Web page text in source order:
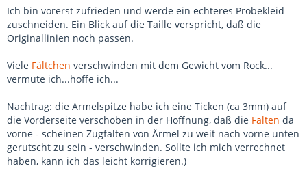
Ich bin vorerst zufrieden und werde ein echteres Probekleid
zuschneiden. Ein Blick auf die Taille verspricht, daß die
Originallinien noch passen.
Viele Fältchen verschwinden mit dem Gewicht vom Rock...
vermute ich...hoffe ich...
Nachtrag: die Ärmelspitze habe ich eine Ticken (ca 3mm) auf
die Vorderseite verschoben in der Hoffnung, daß die Falten da
vorne - scheinen Zugfalten von Ärmel zu weit nach vorne unten
gerutscht zu sein - verschwinden. Sollte ich mich verrechnet
haben, kann ich das leicht korrigieren.)